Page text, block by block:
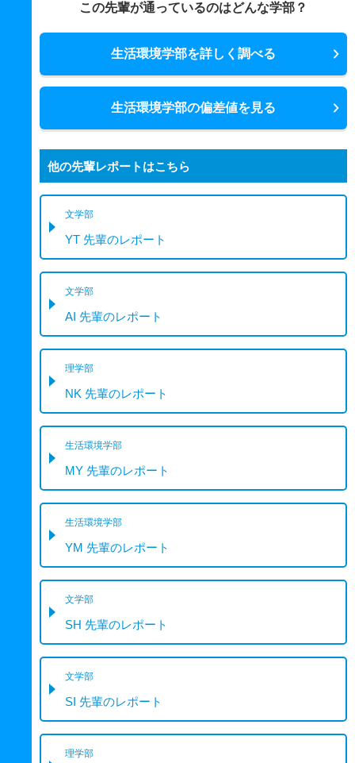
この先輩が通っているのはどんな学部？
生活環境学部を詳しく調べる
生活環境学部の偏差値を見る
他の先輩レポートはこちら
文学部
YT 先輩のレポート
文学部
AI 先輩のレポート
理学部
NK 先輩のレポート
生活環境学部
MY 先輩のレポート
生活環境学部
YM 先輩のレポート
文学部
SH 先輩のレポート
文学部
SI 先輩のレポート
理学部